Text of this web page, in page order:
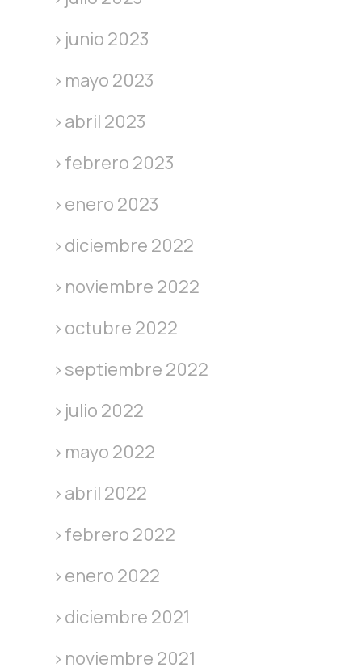
junio 2023
mayo 2023
abril 2023
febrero 2023
enero 2023
diciembre 2022
noviembre 2022
octubre 2022
septiembre 2022
julio 2022
mayo 2022
abril 2022
febrero 2022
enero 2022
diciembre 2021
noviembre 2021